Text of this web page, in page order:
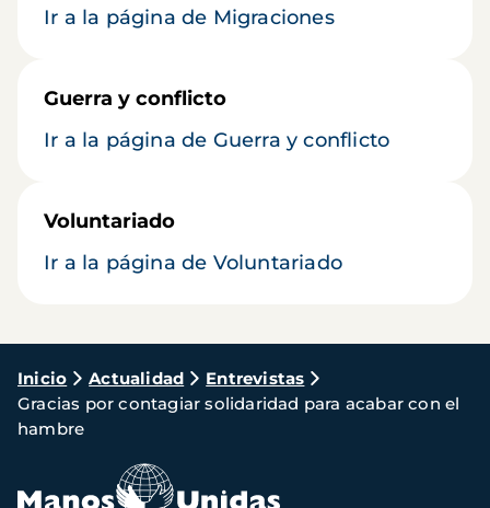
Ir a la página de Migraciones
Guerra y conflicto
Ir a la página de Guerra y conflicto
Voluntariado
Ir a la página de Voluntariado
Ruta
de
navegación
Inicio Actualidad
Entrevistas
Gracias por contagiar solidaridad para acabar con el
hambre